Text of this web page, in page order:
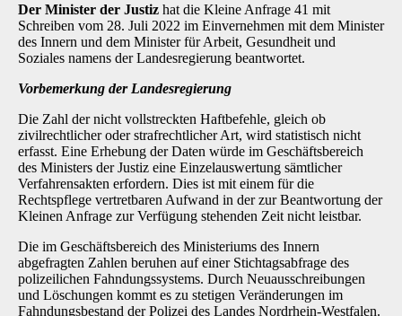
Der Minister der Justiz hat die Kleine Anfrage 41 mit
Schreiben vom 28. Juli 2022 im Einvernehmen mit dem Minister
des Innern und dem Minister für Arbeit, Gesundheit und
Soziales namens der Landesregierung beantwortet.
Vorbemerkung der Landesregierung
Die Zahl der nicht vollstreckten Haftbefehle, gleich ob
zivilrechtlicher oder strafrechtlicher Art, wird statistisch nicht
erfasst. Eine Erhebung der Daten würde im Geschäftsbereich
des Ministers der Justiz eine Einzelauswertung sämtlicher
Verfahrensakten erfordern. Dies ist mit einem für die
Rechtspflege vertretbaren Aufwand in der zur Beantwortung der
Kleinen Anfrage zur Verfügung stehenden Zeit nicht leistbar.
Die im Geschäftsbereich des Ministeriums des Innern
abgefragten Zahlen beruhen auf einer Stichtagsabfrage des
polizeilichen Fahndungssystems. Durch Neuausschreibungen
und Löschungen kommt es zu stetigen Veränderungen im
Fahndungsbestand der Polizei des Landes Nordrhein-Westfalen.